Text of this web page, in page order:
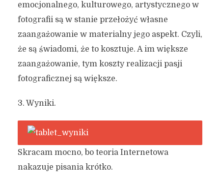
emocjonalnego, kulturowego, artystycznego w
fotografii są w stanie przełożyć własne
zaangażowanie w materialny jego aspekt. Czyli,
że są świadomi, że to kosztuje. A im większe
zaangażowanie, tym koszty realizacji pasji
fotograficznej są większe.
3. Wyniki.
Skracam mocno, bo teoria Internetowa
nakazuje pisania krótko.